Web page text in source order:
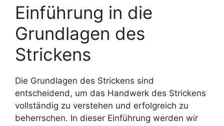
Einführung in die
Grundlagen des
Strickens
Die Grundlagen des Strickens sind
entscheidend, um das Handwerk des Strickens
vollständig zu verstehen und erfolgreich zu
beherrschen. In dieser Einführung werden wir